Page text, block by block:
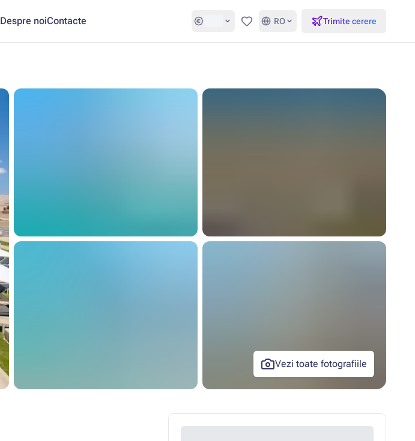
Despre noiContacte Favorite
RO Trimite cerere
Vezi toate fotografiile